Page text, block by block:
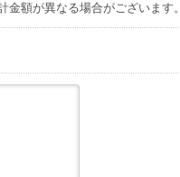
額が異なる場合がございます。